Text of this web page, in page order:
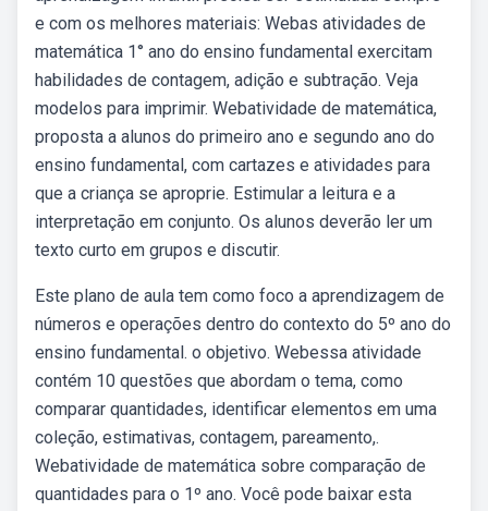
e com os melhores materiais: Webas atividades de
matemática 1° ano do ensino fundamental exercitam
habilidades de contagem, adição e subtração. Veja
modelos para imprimir. Webatividade de matemática,
proposta a alunos do primeiro ano e segundo ano do
ensino fundamental, com cartazes e atividades para
que a criança se aproprie. Estimular a leitura e a
interpretação em conjunto. Os alunos deverão ler um
texto curto em grupos e discutir.
Este plano de aula tem como foco a aprendizagem de
números e operações dentro do contexto do 5º ano do
ensino fundamental. o objetivo. Webessa atividade
contém 10 questões que abordam o tema, como
comparar quantidades, identificar elementos em uma
coleção, estimativas, contagem, pareamento,.
Webatividade de matemática sobre comparação de
quantidades para o 1º ano. Você pode baixar esta